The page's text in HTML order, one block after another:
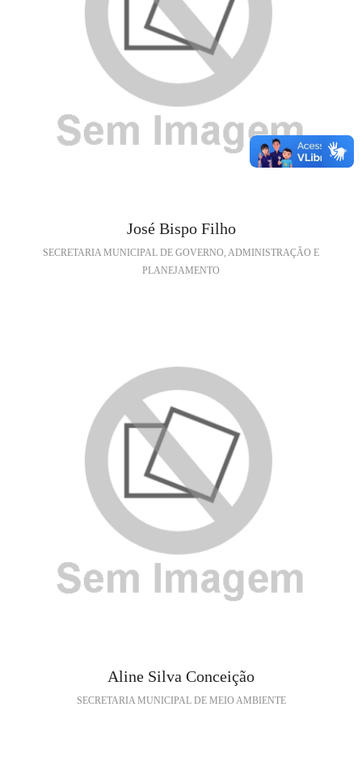
José Bispo Filho
SECRETARIA MUNICIPAL DE GOVERNO, ADMINISTRAÇÃO E
PLANEJAMENTO
Aline Silva Conceição
SECRETARIA MUNICIPAL DE MEIO AMBIENTE